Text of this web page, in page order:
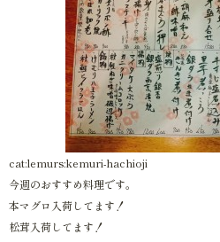
cat:lemurs:kemuri-hachioji
今週のおすすめ料理です。
本マグロ入荷してます！
松茸入荷してます！